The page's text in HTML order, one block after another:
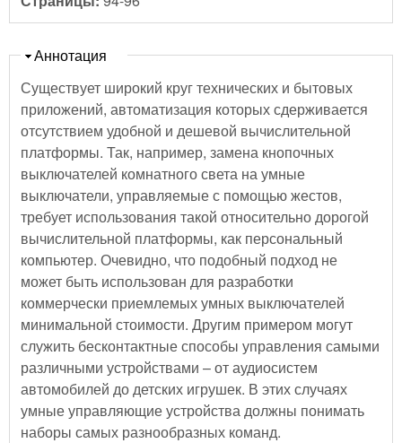
Скрыть
Аннотация
Существует широкий круг технических и бытовых
приложений, автоматизация которых сдерживается
отсутствием удобной и дешевой вычислительной
платформы. Так, например, замена кнопочных
выключателей комнатного света на умные
выключатели, управляемые с помощью жестов,
требует использования такой относительно дорогой
вычислительной платформы, как персональный
компьютер. Очевидно, что подобный подход не
может быть использован для разработки
коммерчески приемлемых умных выключателей
минимальной стоимости. Другим примером могут
служить бесконтактные способы управления самыми
различными устройствами – от аудиосистем
автомобилей до детских игрушек. В этих случаях
умные управляющие устройства должны понимать
наборы самых разнообразных команд.